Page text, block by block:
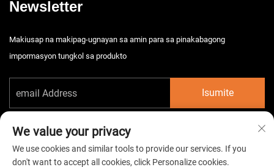
Newsletter
Makiusap na makipag-ugnayan sa amin para sa pinakabagong
impormasyon tungkol sa produkto
Isumite
We value your privacy
We use cookies and similar tools to provide our services. If you
don't want to accept all cookies, click Personalize cookies.